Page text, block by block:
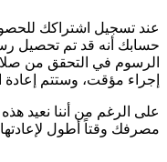
عند تسجيل اشتراكك
حسابك أنه قد تم تحصيل
الرسوم في التحقق من
إجراء مؤقت، وستتم إعادة
على الرغم من أننا نعيد
مصرفك وقتاً أطول لإعادتها